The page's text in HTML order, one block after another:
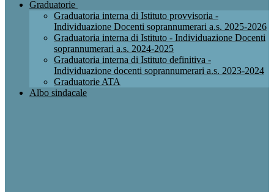
Graduatorie
Graduatoria interna di Istituto provvisoria -
Individuazione Docenti soprannumerari a.s. 2025-2026
Graduatoria interna di Istituto - Individuazione Docenti
soprannumerari a.s. 2024-2025
Graduatoria interna di Istituto definitiva -
Individuazione docenti soprannumerari a.s. 2023-2024
Graduatorie ATA
Albo sindacale